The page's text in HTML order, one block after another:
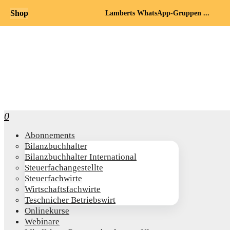
0
Abon­ne­ments
Bilanz­buch­hal­ter
Bilanz­buch­hal­ter International
Steu­er­fach­an­ge­stell­te
Steu­er­fach­wir­te
Wirt­schafts­fach­wir­te
Teschni­cher Betriebswirt
Online­kur­se
Web­i­na­re
Shop Lamberts WhatsApp-Gruppen ...